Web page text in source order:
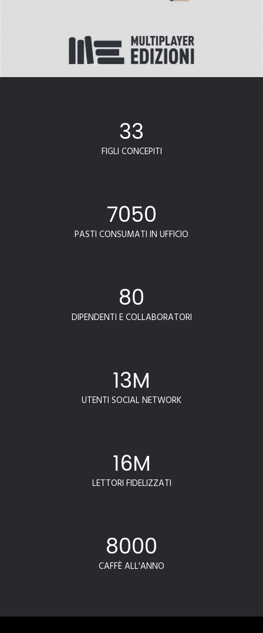
33
FIGLI CONCEPITI
7050
PASTI CONSUMATI IN UFFICIO
80
DIPENDENTI E COLLABORATORI
13M
UTENTI SOCIAL NETWORK
16M
LETTORI FIDELIZZATI
8000
CAFFÈ ALL'ANNO